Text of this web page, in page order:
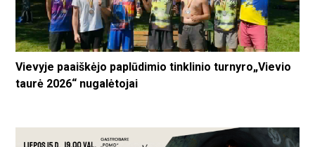
Vievyje paaiškėjo paplūdimio tinklinio turnyro„Vievio
taurė 2026“ nugalėtojai